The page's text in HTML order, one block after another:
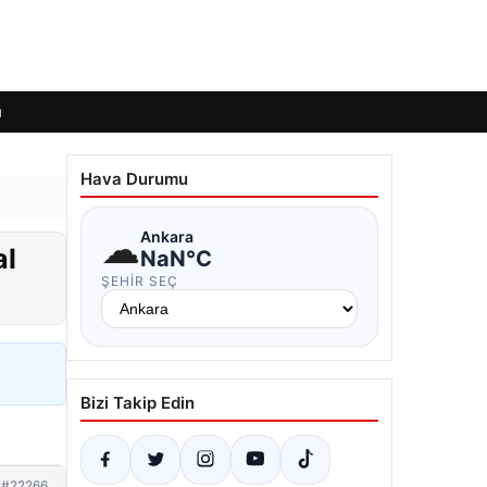
Hava Durumu
☁Ankara
NaN°C
ŞEHIR SEÇ
Bizi Takip Edin